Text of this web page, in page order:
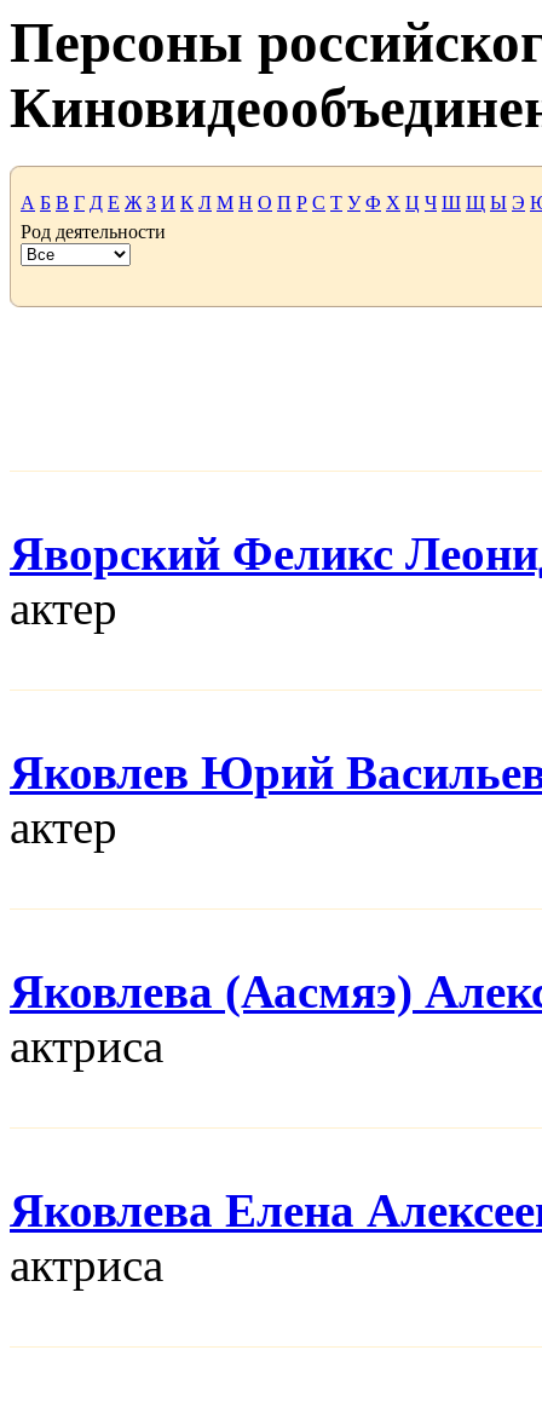
Персоны
А Б В Г Д Е Ж З И К Л М Н О П Р С Т У Ф Х Ц Ч Ш Щ Ы Э
Род деятельности
Яворский Феликс
актер
Яковлев Юрий
актер
Яковлева (Аасмяэ)
актриса
Яковлева Елена
актриса